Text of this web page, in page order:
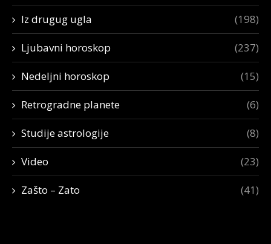
Iz drugug ugla (198)
Ljubavni horoskop (237)
Nedeljni horoskop (15)
Retrogradne planete (6)
Studije astrologije (8)
Video (23)
Zašto – Zato (41)